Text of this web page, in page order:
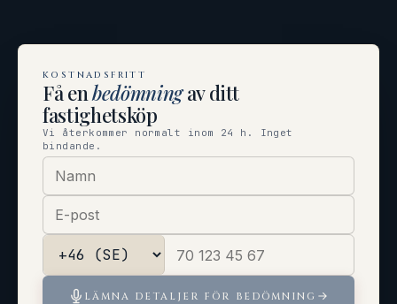
KOSTNADSFRITT
Få enbedömningav ditt
fastighetsköp
Vi återkommer normalt inom 24 h. Inget
bindande.
LÄMNA DETALJER FÖR BEDÖMNING